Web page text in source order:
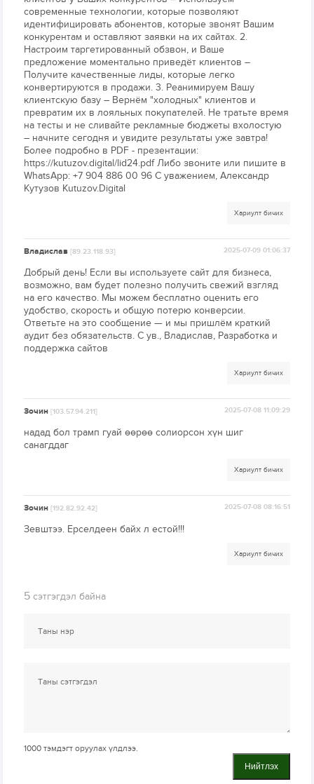
современные технологии, которые позволяют
идентифицировать абонентов, которые звонят Вашим
конкурентам и оставляют заявки на их сайтах. 2.
Настроим таргетированный обзвон, и Ваше
предложение моментально приведёт клиентов –
Получите качественные лиды, которые легко
конвертируются в продажи. 3. Реанимируем Вашу
клиентскую базу – Вернём "холодных" клиентов и
превратим их в лояльных покупателей. Не тратьте время
на тесты и не сливайте рекламные бюджеты вхолостую
– начните сегодня и увидите результаты уже завтра!
Более подробно в PDF - презентации:
https://kutuzov.digital/lid24.pdf Либо звоните или пишите в
WhatsApp: +7 904 886 00 96 С уважением, Александр
Кутузов Kutuzov.Digital
Хариулт бичих
Владислав[89.23.118.93] 2025-07-09 01:06:37
Добрый день! Если вы используете сайт для бизнеса,
возможно, вам будет полезно получить свежий взгляд
на его качество. Мы можем бесплатно оценить его
удобство, скорость и общую потерю конверсии.
Ответьте на это сообщение — и мы пришлём краткий
аудит без обязательств. С ув., Владислав, Разработка и
поддержка сайтов
Хариулт бичих
Зочин[103.57.94.211] 2025-07-08 11:09:29
надад бол трамп гуай өөрөө солиорсон хүн шиг
санагддаг
Хариулт бичих
Зочин[192.82.92.42] 2025-07-08 08:16:51
Зевштээ. Ерселдеен байх л естой!!!
Хариулт бичих
5 сэтгэгдэл байна
1000 тэмдэгт оруулах үлдлээ.
Нийтлэх